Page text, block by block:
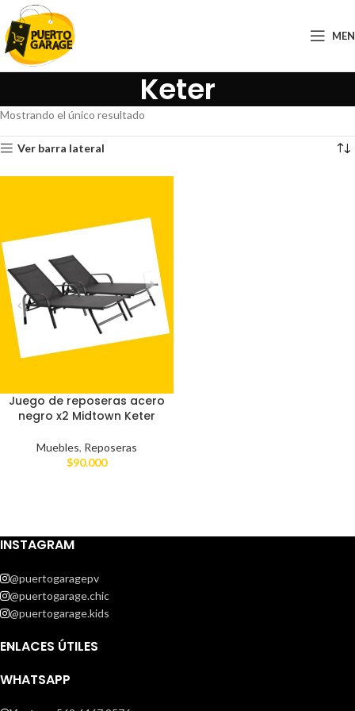
Keter
Mostrando el único resultado
Ver barra lateral
Juego de reposeras acero
negro x2 Midtown Keter
Muebles, Reposeras
$90.000
INSTAGRAM
@puertogaragepv
@puertogarage.chic
@puertogarage.kids
ENLACES ÚTILES
WHATSAPP